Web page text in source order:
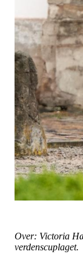
Over: Victoria
verdenscuplaget.